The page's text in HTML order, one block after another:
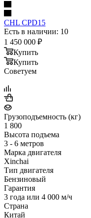
CHL CPD15
Есть в наличии: 10
1 450 000 ₽
Купить
Купить
Советуем
Грузоподъемность (кг)
1 800
Высота подъема
3 - 6 метров
Марка двигателя
Xinchai
Тип двигателя
Бензиновый
Гарантия
3 года или 4 000 м/ч
Страна
Китай